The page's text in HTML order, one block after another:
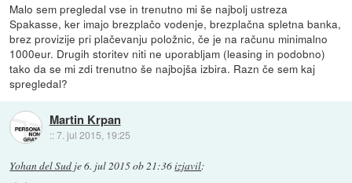
Malo sem pregledal vse in trenutno mi še najbolj ustreza
Spakasse, ker imajo brezplačo vodenje, brezplačna spletna banka,
brez provizije pri plačevanju položnic, če je na računu minimalno
1000eur. Drugih storitev niti ne uporabljam (leasing in podobno)
tako da se mi zdi trenutno še najbojša izbira. Razn če sem kaj
spregledal?
Martin Krpan
::7. jul 2015, 19:25
Yohan del Sud je6. jul 2015 ob 21:36izjavil: